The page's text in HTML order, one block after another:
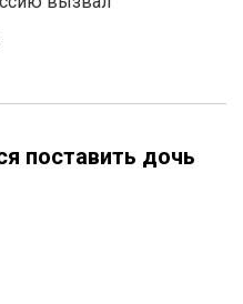
поставить дочь